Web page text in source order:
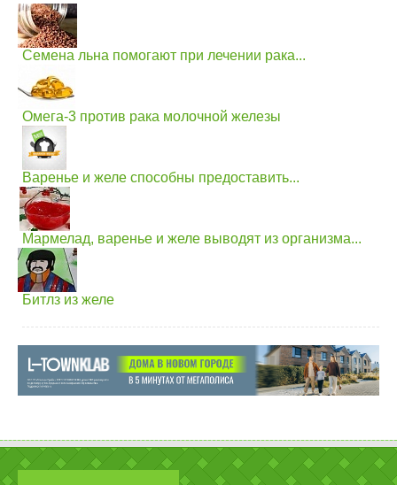
Семена льна помогают при лечении рака...
Омега-3 против рака молочной железы
Варенье и желе способны предоставить...
Мармелад, варенье и желе выводят из организма...
Битлз из желе